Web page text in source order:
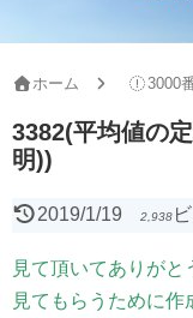
ホーム 3000
3382(平均値の
明))
2019/1/19 2,938
見て頂いてありがと
見てもらうために作